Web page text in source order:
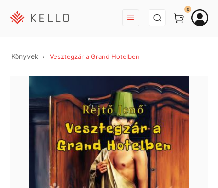
BEJELENTKEZÉS
0
Könyvek Vesztegzár a Grand Hotelben